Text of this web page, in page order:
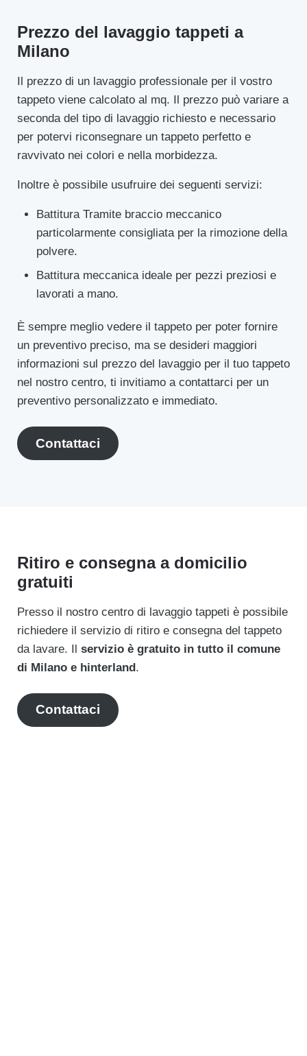
Prezzo del lavaggio tappeti a
Milano
Il prezzo di un lavaggio professionale per il vostro
tappeto viene calcolato al mq. Il prezzo può variare a
seconda del tipo di lavaggio richiesto e necessario
per potervi riconsegnare un tappeto perfetto e
ravvivato nei colori e nella morbidezza.
Inoltre è possibile usufruire dei seguenti servizi:
Battitura Tramite braccio meccanico
particolarmente consigliata per la rimozione della
polvere.
Battitura meccanica ideale per pezzi preziosi e
lavorati a mano.
È sempre meglio vedere il tappeto per poter fornire
un preventivo preciso, ma se desideri maggiori
informazioni sul prezzo del lavaggio per il tuo tappeto
nel nostro centro, ti invitiamo a contattarci per un
preventivo personalizzato e immediato.
Contattaci
Ritiro e consegna a domicilio
gratuiti
Presso il nostro centro di lavaggio tappeti è possibile
richiedere il servizio di ritiro e consegna del tappeto
da lavare. Il servizio è gratuito in tutto il comune
di Milano e hinterland.
Contattaci